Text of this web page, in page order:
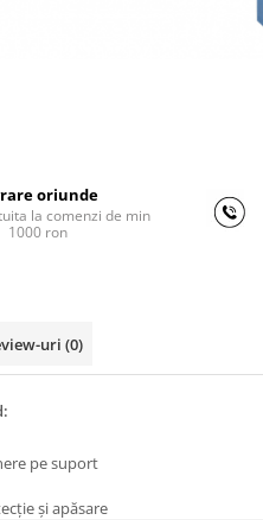
oriunde
la comenzi de min
1000 ron
uri (0)
pe suport
şi apăsare